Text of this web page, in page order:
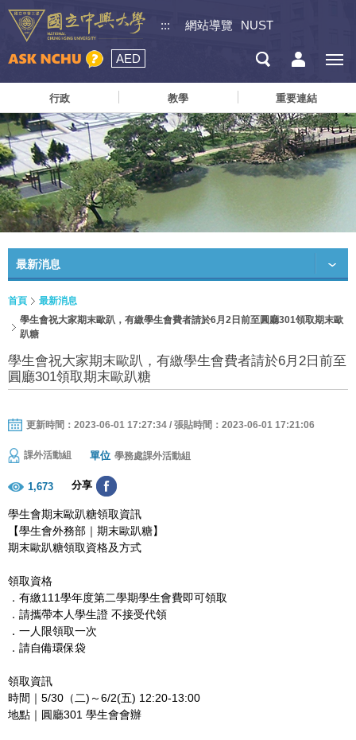
::: 網站導覽 NUST
AED
行政 教學 重要連結
最新消息
首頁
最新消息
學生會祝大家期末歐趴，有繳學生會費者請於6月2日前至圓廳301領取期末歐
趴糖
學生會祝大家期末歐趴，有繳學生會費者請於6月2日前至
圓廳301領取期末歐趴糖
更新時間：2023-06-01 17:27:34 / 張貼時間：2023-06-01 17:21:06
課外活動組 單位 學務處課外活動組
1,673 分享
學生會期末歐趴糖領取資訊
【學生會外務部｜期末歐趴糖】
期末歐趴糖領取資格及方式
領取資格
．有繳111學年度第二學期學生會費即可領取
．請攜帶本人學生證 不接受代領
．一人限領取一次
．請自備環保袋
領取資訊
時間｜5/30（二)～6/2(五) 12:20-13:00
地點｜圓廳301 學生會會辦